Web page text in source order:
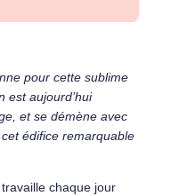
pour cette sublime
est aujourd’hui
et se démène avec
édifice remarquable
travaille chaque jour